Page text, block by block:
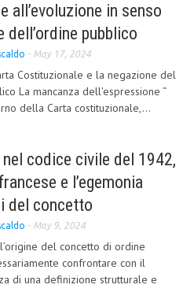
all’evoluzione in senso
dell’ordine pubblico
- May 17, 2024
Costituzionale e la negazione del
La mancanza dell'espressione “
della Carta costituzionale,...
nel codice civile del 1942,
e l’egemonia
del concetto
- May 9, 2024
del concetto di ordine
confrontare con il
di una definizione strutturale e